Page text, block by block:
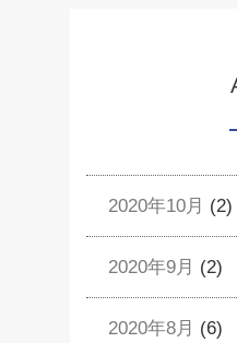
2020年10月 (2)
2020年9月 (2)
2020年8月 (6)